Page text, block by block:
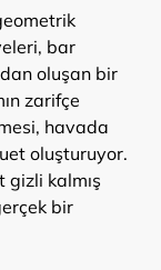
bar
oluşan bir
zarifçe
havada
oluşturuyor.
gizli kalmış
bir